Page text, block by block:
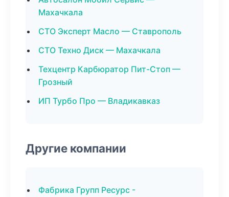
Махачкала
СТО Эксперт Масло — Ставрополь
СТО Техно Диск — Махачкала
Техцентр Карбюратор Пит-Стоп —
Грозный
ИП Турбо Про — Владикавказ
Другие компании
Фабрика Групп Ресурс -